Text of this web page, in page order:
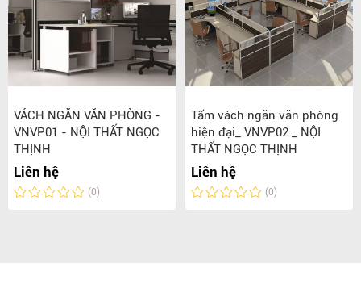
VÁCH NGĂN VĂN PHÒNG -
VNVP01 - NỘI THẤT NGỌC
THỊNH
Liên hệ
(0)
Tấm vách ngăn văn phòng
hiện đại_ VNVP02 _ NỘI
THẤT NGỌC THỊNH
Liên hệ
(0)